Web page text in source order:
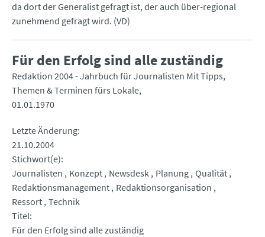
da dort der Generalist gefragt ist, der auch über-regional
zunehmend gefragt wird. (VD)
Für den Erfolg sind alle zuständig
Redaktion 2004 - Jahrbuch für Journalisten Mit Tipps,
Themen & Terminen fürs Lokale
01.01.1970
Letzte Änderung
21.10.2004
Stichwort(e)
Journalisten
Konzept Newsdesk Planung Qualität
Redaktionsmanagement Redaktionsorganisation
Ressort Technik
Titel
Für den Erfolg sind alle zuständig